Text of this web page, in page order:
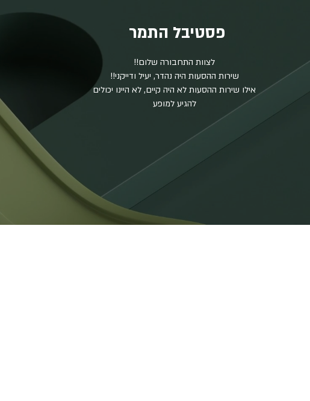
פסטיבל התמר
לצוות התחבורה שלום!!
שירות ההסעות היה נהדר, יעיל ודייקני!!
אילו שירות ההסעות לא היה קיים, לא היינו יכולים
להגיע למופע